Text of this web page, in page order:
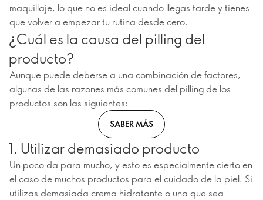
maquillaje, lo que no es ideal cuando llegas tarde y tienes
que volver a empezar tu rutina desde cero.
¿Cuál es la causa del pilling del
producto?
Aunque puede deberse a una combinación de factores,
algunas de las razones más comunes del pilling de los
productos son las siguientes:
SABER MÁS
1. Utilizar demasiado producto
Un poco da para mucho, y esto es especialmente cierto en
el caso de muchos productos para el cuidado de la piel. Si
utilizas demasiada crema hidratante o una que sea